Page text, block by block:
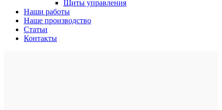
Щиты управления
Наши работы
Наше производство
Статьи
Контакты